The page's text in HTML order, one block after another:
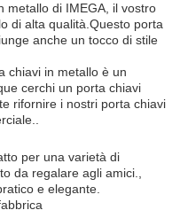
metallo di IMEGA, il vostro
di alta qualità.Questo porta
anche un tocco di stile
chiavi in metallo è un
cerchi un porta chiavi
rifornire i nostri porta chiavi
per una varietà di
da regalare agli amici.,
e elegante.